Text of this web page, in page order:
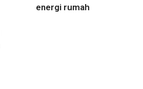
energi rumah